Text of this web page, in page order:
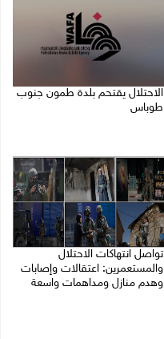
الاحتلال يقتحم بلدة طمون جنوب
طوباس
تواصل انتهاكات الاحتلال
والمستعمرين: اعتقالات وإصابات
وهدم منازل ومداهمات واسعة